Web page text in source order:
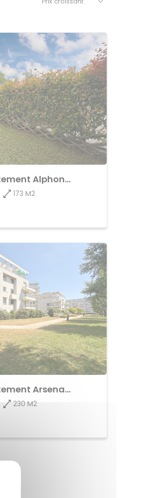
Achat Appartement Alphonse Guerin
173 M2
Achat Appartement Arsenal - Redon
230 M2